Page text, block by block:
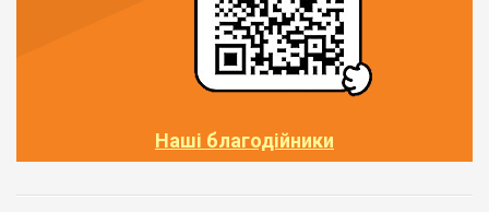
Наші благодійники